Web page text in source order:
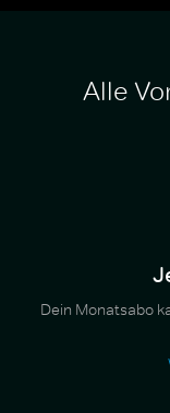
Alle
Dein Monatsabo